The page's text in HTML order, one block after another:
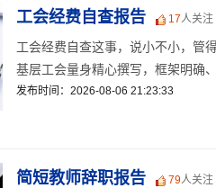
工会经费自查报告 17人关注
工会经费自查这事，说小不小，管
基层工会量身精心撰写，框架明确
发布时间：2026-08-06 21:23:33
简短教师辞职报告 79人关注